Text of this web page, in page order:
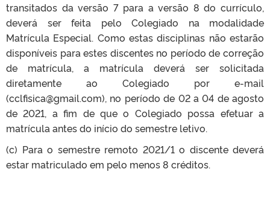
transitados da versão 7 para a versão 8 do currículo,
deverá ser feita pelo Colegiado na modalidade
Matrícula Especial. Como estas disciplinas não estarão
disponíveis para estes discentes no período de correção
de matrícula, a matrícula deverá ser solicitada
diretamente ao Colegiado por e-mail
(cclfisica@gmail.com), no período de 02 a 04 de agosto
de 2021, a fim de que o Colegiado possa efetuar a
matrícula antes do início do semestre letivo.
(c) Para o semestre remoto 2021/1 o discente deverá
estar matriculado em pelo menos 8 créditos.